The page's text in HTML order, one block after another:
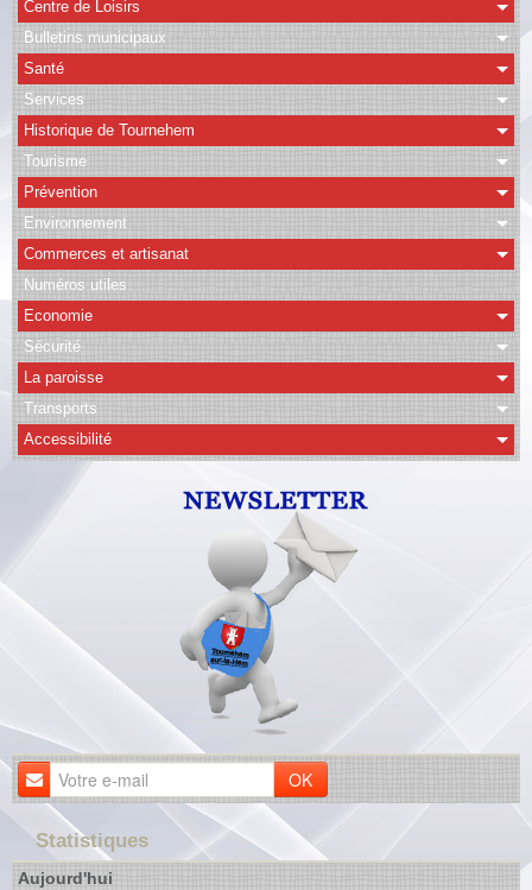
CAPSO
Agenda
Albums
Vidéos
Facebook
Contact
Centre de Loisirs
Bulletins municipaux
Santé
Services
Historique de Tournehem
Tourisme
Prévention
Environnement
Commerces et artisanat
Numéros utiles
Economie
Sécurité
La paroisse
Transports
Accessibilité
OK
Statistiques
Aujourd'hui